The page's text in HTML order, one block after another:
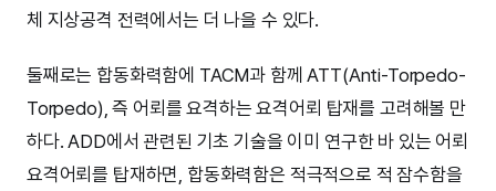
체 지상공격 전력에서는 더 나을 수 있다.
둘째로는 합동화력함에 TACM과 함께 ATT(Anti-Torpedo-
Torpedo), 즉 어뢰를 요격하는 요격어뢰 탑재를 고려해볼 만
하다. ADD에서 관련된 기초 기술을 이미 연구한 바 있는 어뢰
요격어뢰를 탑재하면, 합동화력함은 적극적으로 적 잠수함을